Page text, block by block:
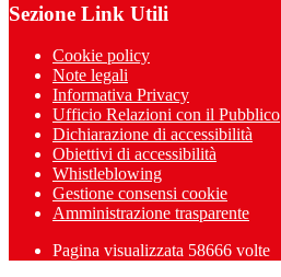
Sezione Link Utili
Cookie policy
Note legali
Informativa Privacy
Ufficio Relazioni con il Pubblico
Dichiarazione di accessibilità
Obiettivi di accessibilità
Whistleblowing
Gestione consensi cookie
Amministrazione trasparente
Pagina visualizzata 58666 volte